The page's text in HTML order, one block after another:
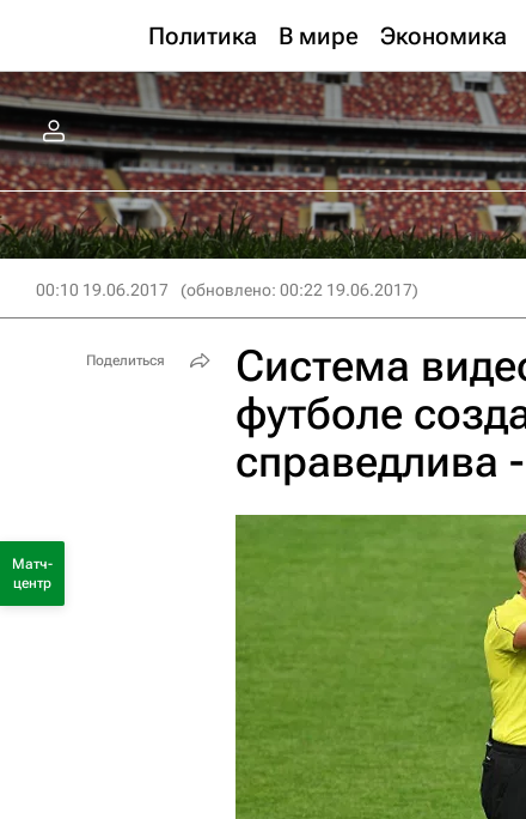
Политика В мире Экономика
00:10 19.06.2017 (обновлено: 00:22 19.06.2017)
Система
футболе
справедлива
Поделиться
Матч-
центр